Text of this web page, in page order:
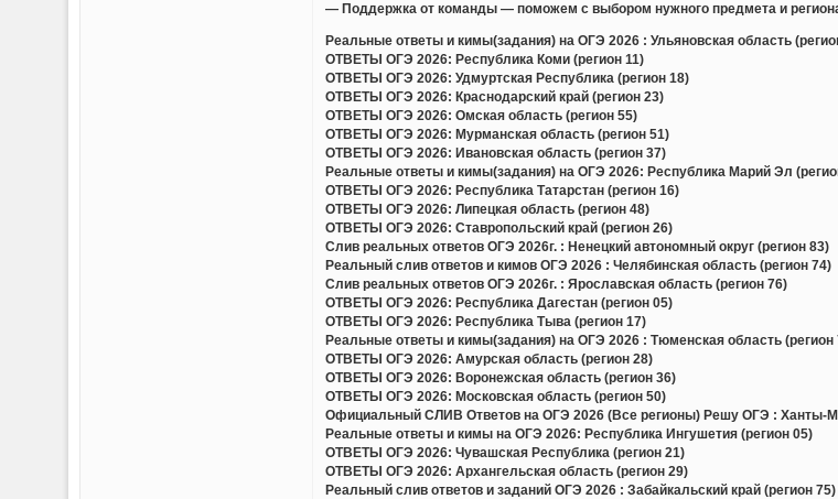
— Поддержка от команды — поможем с выбором нужного предмета и
Реальные ответы и кимы(задания) на ОГЭ 2026 : Ульяновская область
ОТВЕТЫ ОГЭ 2026: Республика Коми (регион 11)
ОТВЕТЫ ОГЭ 2026: Удмуртская Республика (регион 18)
ОТВЕТЫ ОГЭ 2026: Краснодарский край (регион 23)
ОТВЕТЫ ОГЭ 2026: Омская область (регион 55)
ОТВЕТЫ ОГЭ 2026: Мурманская область (регион 51)
ОТВЕТЫ ОГЭ 2026: Ивановская область (регион 37)
Реальные ответы и кимы(задания) на ОГЭ 2026: Республика Марий Эл
ОТВЕТЫ ОГЭ 2026: Республика Татарстан (регион 16)
ОТВЕТЫ ОГЭ 2026: Липецкая область (регион 48)
ОТВЕТЫ ОГЭ 2026: Ставропольский край (регион 26)
Слив реальных ответов ОГЭ 2026г. : Ненецкий автономный округ (регион 83)
Реальный слив ответов и кимов ОГЭ 2026 : Челябинская область (регион 74)
Слив реальных ответов ОГЭ 2026г. : Ярославская область (регион 76)
ОТВЕТЫ ОГЭ 2026: Республика Дагестан (регион 05)
ОТВЕТЫ ОГЭ 2026: Республика Тыва (регион 17)
Реальные ответы и кимы(задания) на ОГЭ 2026 : Тюменская область (регион
ОТВЕТЫ ОГЭ 2026: Амурская область (регион 28)
ОТВЕТЫ ОГЭ 2026: Воронежская область (регион 36)
ОТВЕТЫ ОГЭ 2026: Московская область (регион 50)
Официальный СЛИВ Ответов на ОГЭ 2026 (Все регионы) Решу ОГЭ : Ханты-
Реальные ответы и кимы на ОГЭ 2026: Республика Ингушетия (регион 05)
ОТВЕТЫ ОГЭ 2026: Чувашская Республика (регион 21)
ОТВЕТЫ ОГЭ 2026: Архангельская область (регион 29)
Реальный слив ответов и заданий ОГЭ 2026 : Забайкальский край (регион 75)